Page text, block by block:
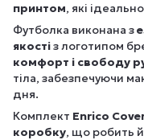
принтом, які
Футболка виконана з
якостіз логотипом
комфорт і свободу
тіла, забезпечуючи
дня.
Комплект Enrico
коробку, що робить